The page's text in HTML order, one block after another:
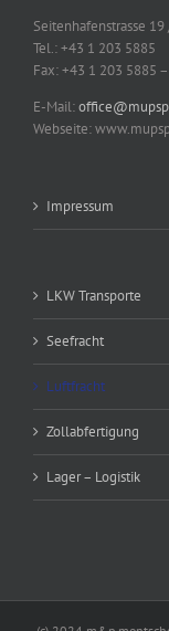
Seitenhafenstrasse
Tel.: +43 1 203 5885
Fax: +43 1 203 5885
E-Mail:
Webseite:
Impressum
LKW Transporte
Seefracht
Luftfracht
Zollabfertigung
Lager – Logistik